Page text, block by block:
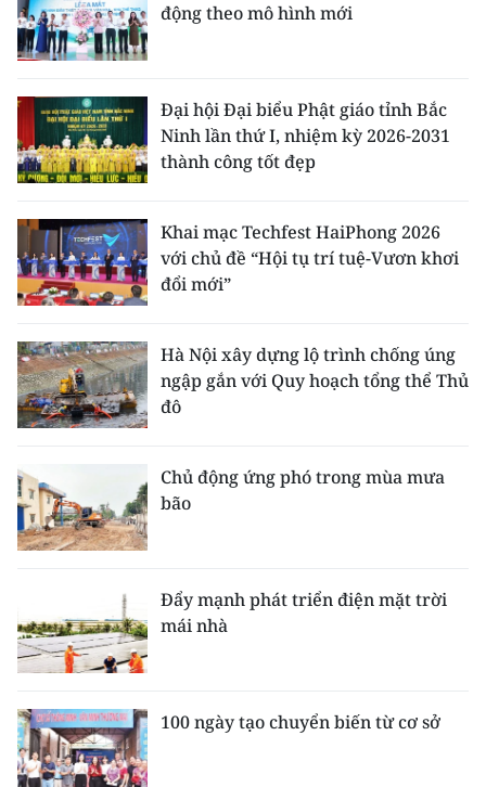
động theo mô hình mới
Đại hội Đại biểu Phật giáo tỉnh Bắc
Ninh lần thứ I, nhiệm kỳ 2026-2031
thành công tốt đẹp
Khai mạc Techfest HaiPhong 2026
với chủ đề “Hội tụ trí tuệ-Vươn khơi
đổi mới”
Hà Nội xây dựng lộ trình chống úng
ngập gắn với Quy hoạch tổng thể Thủ
đô
Chủ động ứng phó trong mùa mưa
bão
Đẩy mạnh phát triển điện mặt trời
mái nhà
100 ngày tạo chuyển biến từ cơ sở